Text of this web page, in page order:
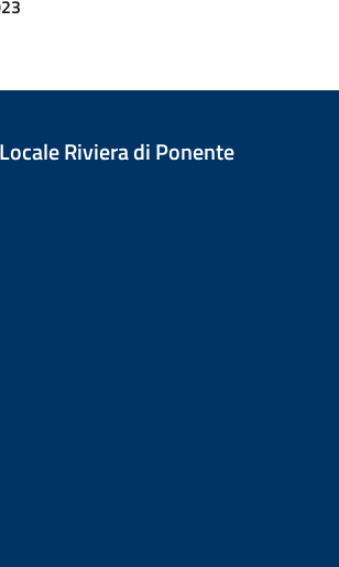
Riviera di Ponente